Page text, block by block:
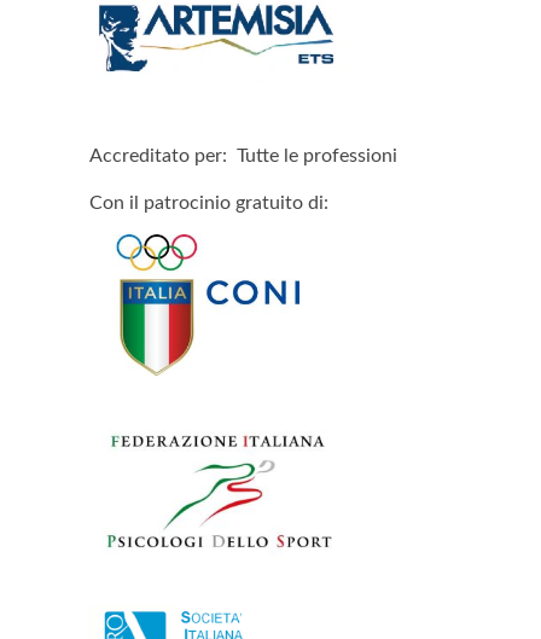
Accreditato per: Tutte le professioni
Con il patrocinio gratuito di: